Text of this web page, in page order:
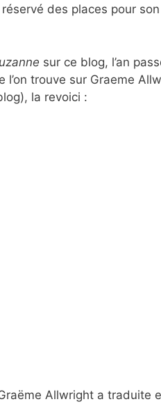
des places pour
sur ce blog, l’an
trouve sur Graeme
la revoici :
Allwright a traduite